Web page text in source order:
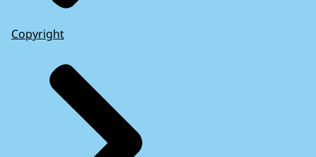
Copyright